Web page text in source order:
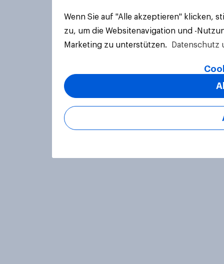
Wenn Sie auf "Alle akzeptieren" klicken,
zu, um die Websitenavigation und -
Marketing zu unterstützen.
Datenschutz